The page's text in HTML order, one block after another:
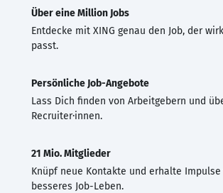
Über eine Million Jobs
Entdecke mit XING genau den Job, der
passt.
Persönliche Job-Angebote
Lass Dich finden von Arbeitgebern und
Recruiter·innen.
21 Mio. Mitglieder
Knüpf neue Kontakte und erhalte
besseres Job-Leben.